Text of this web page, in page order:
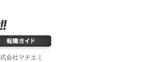
会社マチエミ